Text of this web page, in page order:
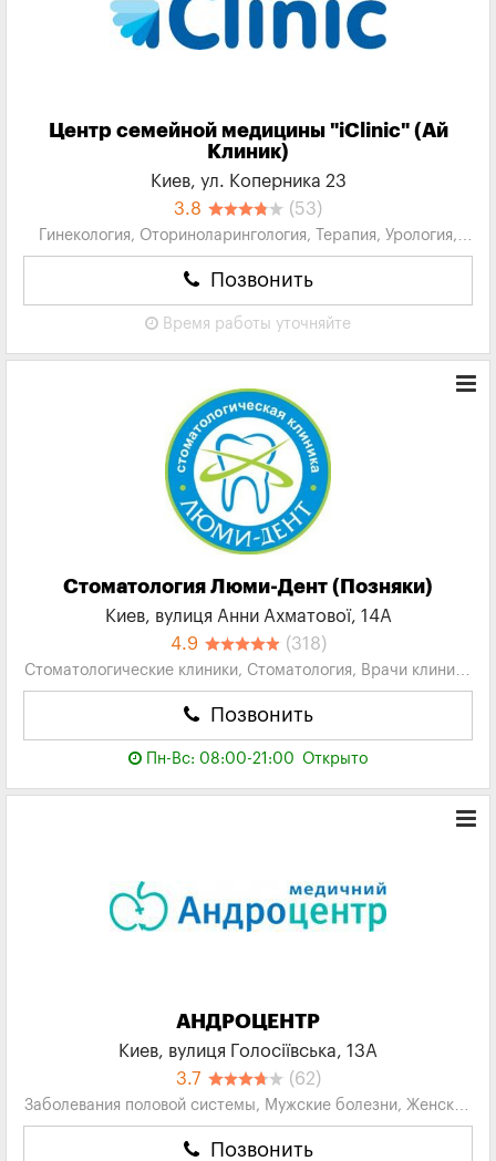
Центр семейной медицины "iClinic" (Ай
Клиник)
Киев, ул. Коперника 23
3.8
(53)
Гинекология, Оториноларингология, Терапия, Урология,
Невропатология...
Позвонить
Время работы уточняйте
Стоматология Люми-Дент (Позняки)
Киев, вулиця Анни Ахматової, 14А
4.9
(318)
Стоматологические клиники, Стоматология, Врачи клиники
ЛЮМИ-ДЕНТ
Позвонить
Пн-Вс: 08:00-21:00 Открыто
АНДРОЦЕНТР
Киев, вулиця Голосіївська, 13А
3.7
(62)
Заболевания половой системы, Мужские болезни, Женское
здоровье, Урология, Гинекология...
Позвонить